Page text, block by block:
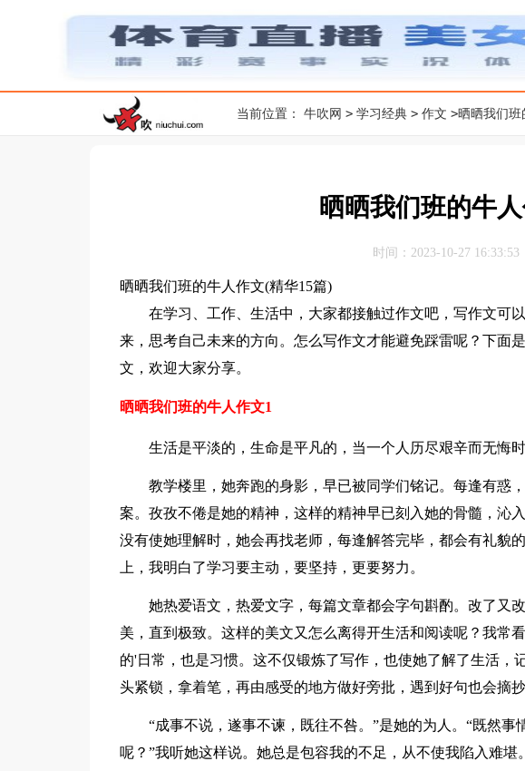
当前位置： 牛吹网 > 学习经典 > 作文 >晒晒我们班
晒晒我们班的牛
时间：2023-10-27 16:33:53
晒晒我们班的牛人作文(精华15篇)
在学习、工作、生活中，大家都接触过作文吧，写作文可
来，思考自己未来的方向。怎么写作文才能避免踩雷呢？下面
文，欢迎大家分享。
晒晒我们班的牛人作文1
生活是平淡的，生命是平凡的，当一个人历尽艰辛而无悔时
教学楼里，她奔跑的身影，早已被同学们铭记。每逢有惑
案。孜孜不倦是她的精神，这样的精神早已刻入她的骨髓，沁
没有使她理解时，她会再找老师，每逢解答完毕，都会有礼貌
上，我明白了学习要主动，要坚持，更要努力。
她热爱语文，热爱文字，每篇文章都会字句斟酌。改了又
美，直到极致。这样的美文又怎么离得开生活和阅读呢？我常
的'日常，也是习惯。这不仅锻炼了写作，也使她了解了生活，
头紧锁，拿着笔，再由感受的地方做好旁批，遇到好句也会摘
“成事不说，遂事不谏，既往不咎。”是她的为人。“既然事
呢？”我听她这样说。她总是包容我的不足，从不使我陷入难